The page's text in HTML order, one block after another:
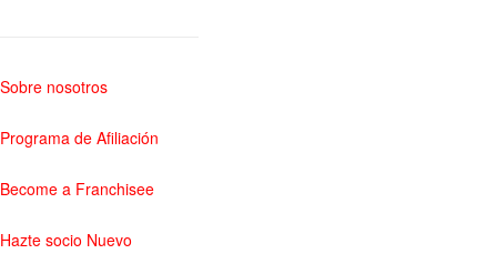
Sobre nosotros
Programa de Afiliación
Become a Franchisee
Hazte socio Nuevo